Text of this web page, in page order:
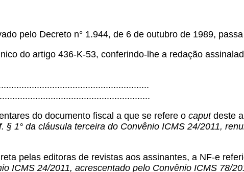
pelo Decreto n° 1.944, de 6 de outubro de 1989,
do artigo 436-K-53, conferindo-lhe a redação
do documento fiscal a que se refere o caput deste
§ 1° da cláusula terceira do Convênio ICMS 24/2011,
pelas editoras de revistas aos assinantes, a NF-e
ICMS 24/2011, acrescentado pelo Convênio ICMS 78/